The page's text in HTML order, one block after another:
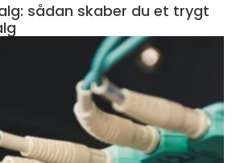
sådan skaber du et trygt